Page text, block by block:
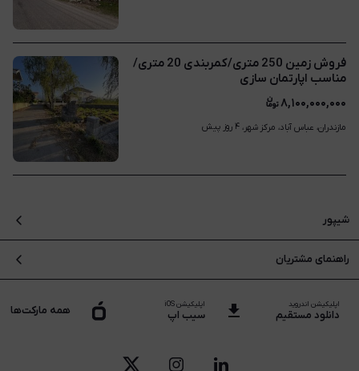
فروش زمین 250 متری/کمربندی 20 متری/
مناسب اپارتمان سازی
۸,۱۰۰,۰۰۰,۰۰۰
مازندران، عباس آباد، مرکز شهر، ۴ روز پیش
شیپور
فرصت های شغلی
راهنمای مشتریان
تماس با پشتیبانی
اپلیکیشن اندروید
دانلود مستقیم
اپلیکیشن iOS
سیب اپ همه مارکت‌ها